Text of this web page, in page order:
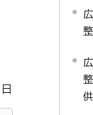
日
供